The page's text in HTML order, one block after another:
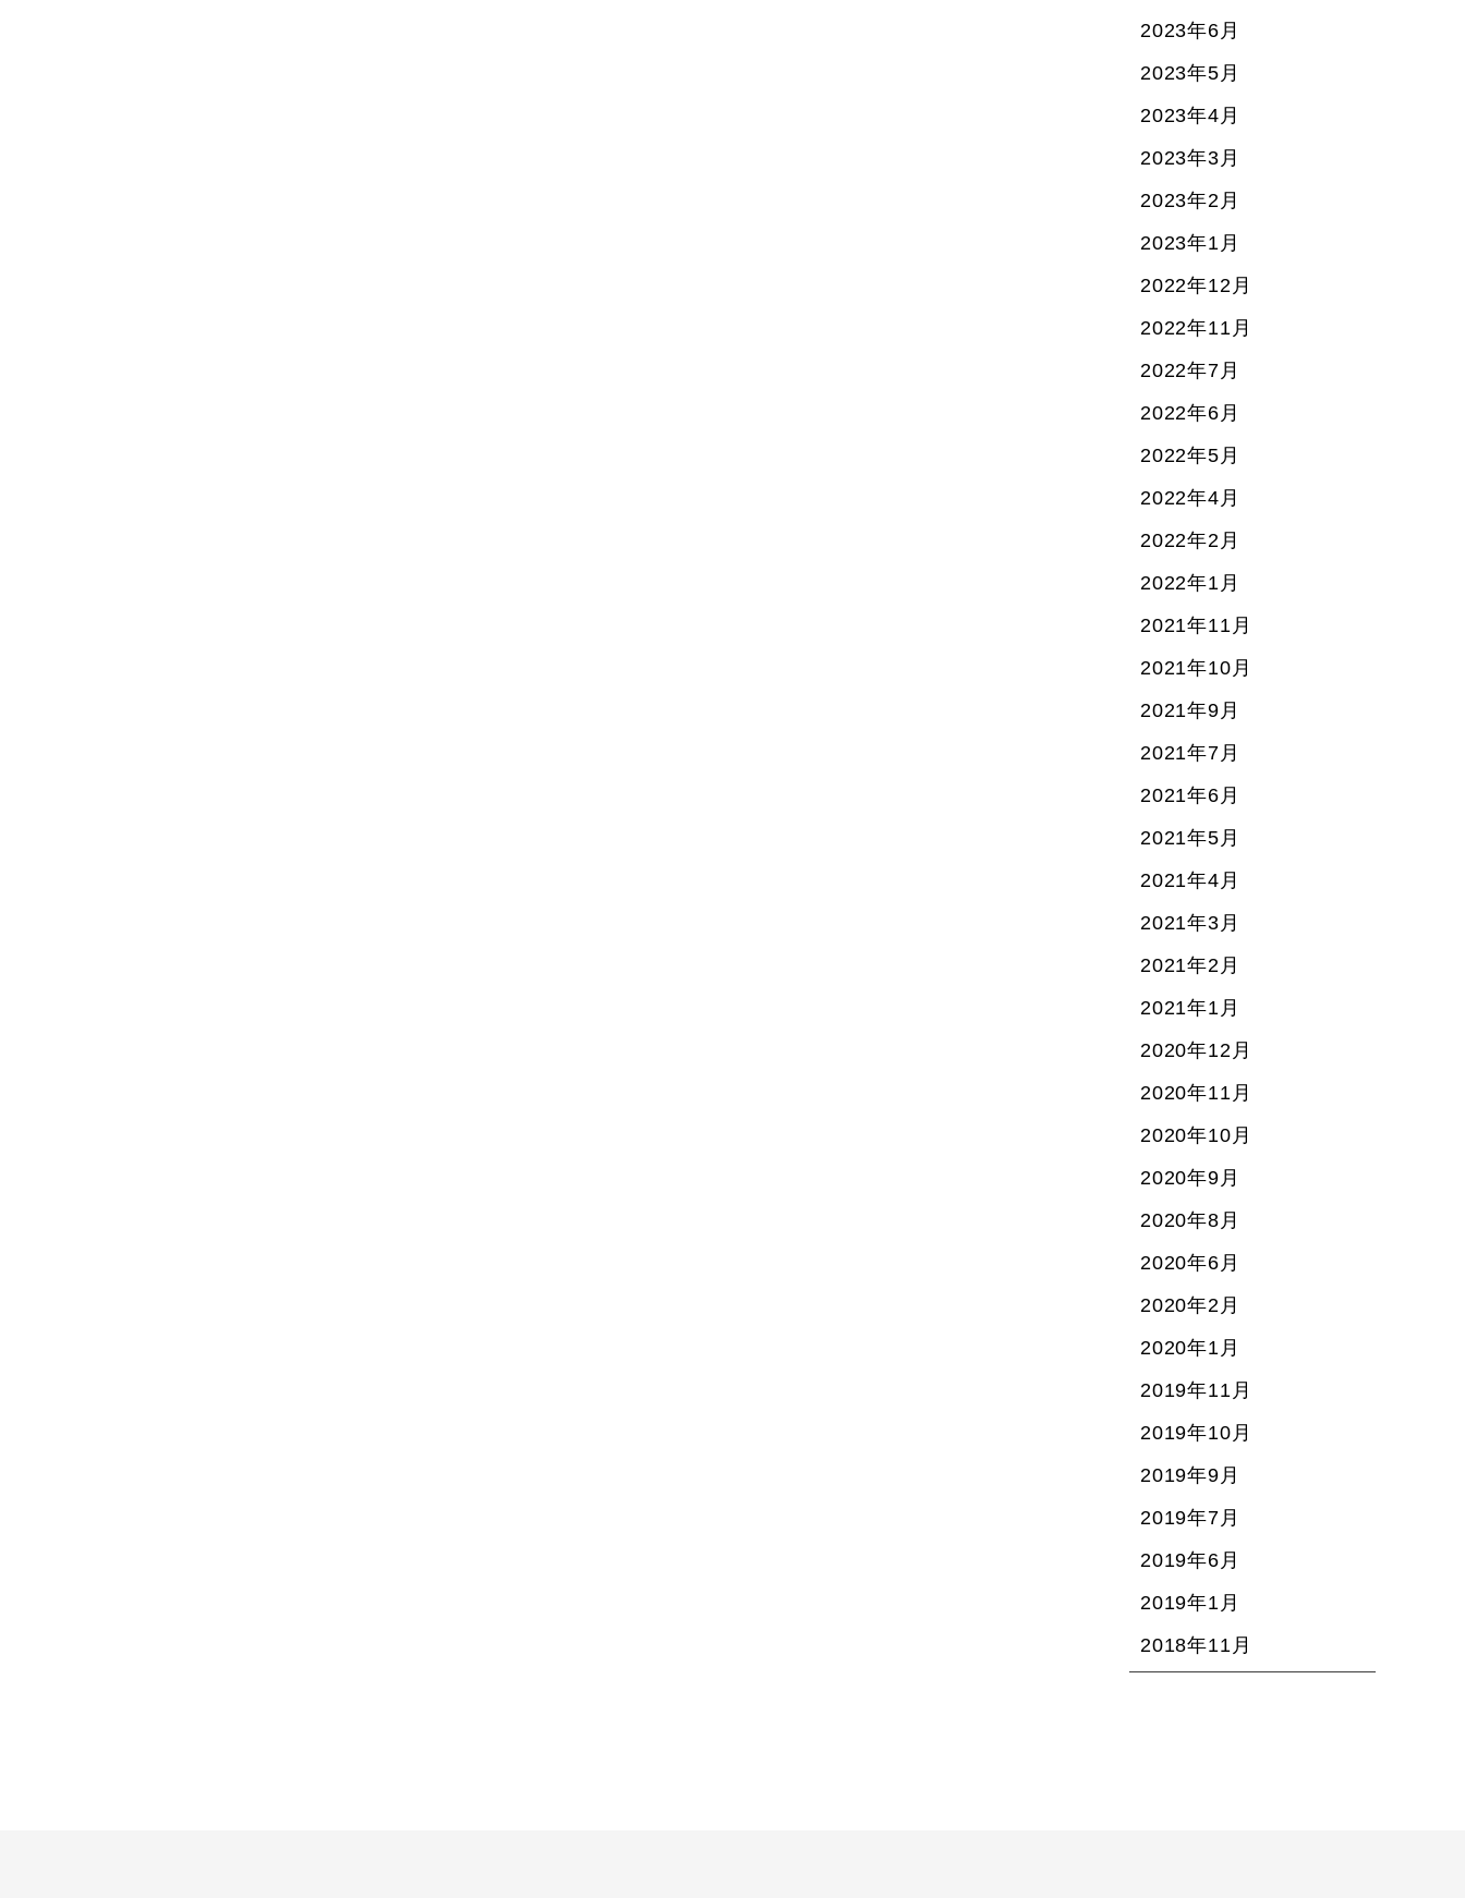
2023年6月
2023年5月
2023年4月
2023年3月
2023年2月
2023年1月
2022年12月
2022年11月
2022年7月
2022年6月
2022年5月
2022年4月
2022年2月
2022年1月
2021年11月
2021年10月
2021年9月
2021年7月
2021年6月
2021年5月
2021年4月
2021年3月
2021年2月
2021年1月
2020年12月
2020年11月
2020年10月
2020年9月
2020年8月
2020年6月
2020年2月
2020年1月
2019年11月
2019年10月
2019年9月
2019年7月
2019年6月
2019年1月
2018年11月